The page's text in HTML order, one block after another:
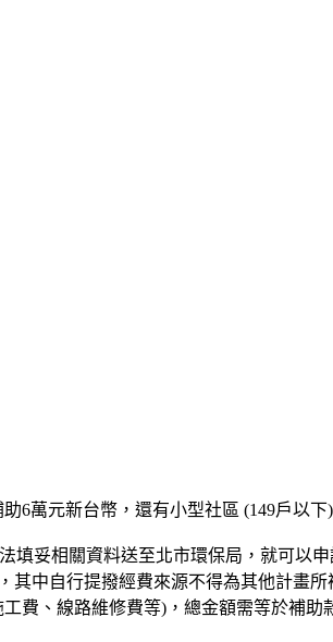
6萬元新台幣，還有小型社區 (149戶以
妥相關資料送至北市環保局，就可以
中自行提撥經費來源不得為其他計畫
費、線路維修費等)，總金額需等於補助